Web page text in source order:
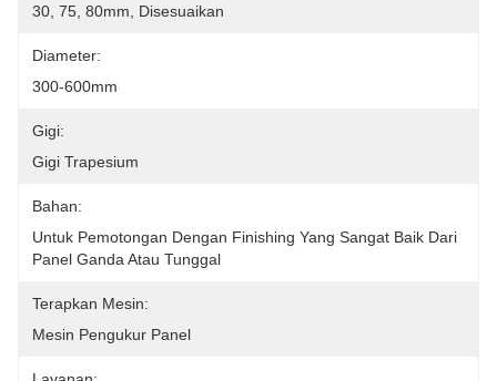
30, 75, 80mm, Disesuaikan
Diameter:
300-600mm
Gigi:
Gigi Trapesium
Bahan:
Untuk Pemotongan Dengan Finishing Yang Sangat Baik Dari
Panel Ganda Atau Tunggal
Terapkan Mesin:
Mesin Pengukur Panel